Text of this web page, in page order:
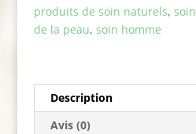
produits de soin naturels, soin
de la peau, soin homme
Description
Avis (0)